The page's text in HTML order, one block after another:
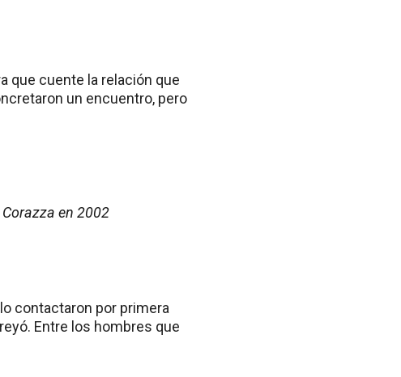
que cuente la relación que
un encuentro, pero
en 2002
contactaron por primera
Entre los hombres que